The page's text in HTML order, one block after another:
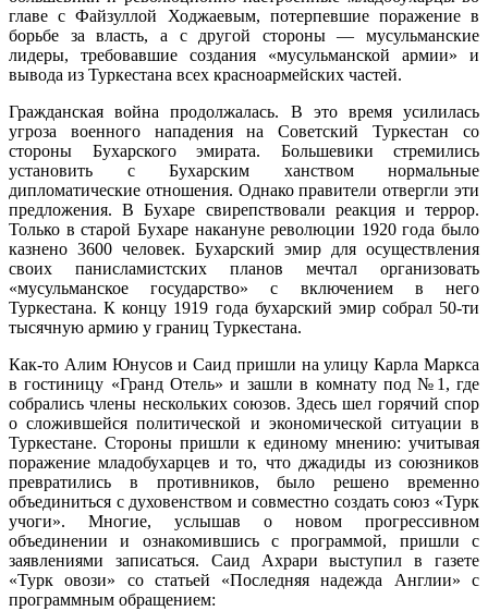
главе с Файзуллой Ходжаевым, потерпевшие поражение в
борьбе за власть, а с другой стороны — мусульманские
лидеры, требовавшие создания «мусульманской армии» и
вывода из Туркестана всех красноармейских частей.
Гражданская война продолжалась. В это время усилилась
угроза военного нападения на Советский Туркестан со
стороны Бухарского эмирата. Большевики стремились
установить с Бухарским ханством нормальные
дипломатические отношения. Однако правители отвергли эти
предложения. В Бухаре свирепствовали реакция и террор.
Только в старой Бухаре накануне революции 1920 года было
казнено 3600 человек. Бухарский эмир для осуществления
своих панисламистских планов мечтал организовать
«мусульманское государство» с включением в него
Туркестана. К концу 1919 года бухарский эмир собрал 50-ти
тысячную армию у границ Туркестана.
Как-то Алим Юнусов и Саид пришли на улицу Карла Маркса
в гостиницу «Гранд Отель» и зашли в комнату под №1, где
собрались члены нескольких союзов. Здесь шел горячий спор
о сложившейся политической и экономической ситуации в
Туркестане. Стороны пришли к единому мнению: учитывая
поражение младобухарцев и то, что джадиды из союзников
превратились в противников, было решено временно
объединиться с духовенством и совместно создать союз «Турк
учоги». Многие, услышав о новом прогрессивном
объединении и ознакомившись с программой, пришли с
заявлениями записаться. Саид Ахрари выступил в газете
«Турк овози» со статьей «Последняя надежда Англии» с
программным обращением: